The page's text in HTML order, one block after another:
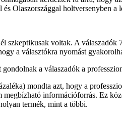
Olaszországgal holtversenyben a
szkeptikusak voltak. A
a választókra nyomást
a válaszadók a
mondta azt, hogy a
információforrás. Ez
termék, mint a többi.